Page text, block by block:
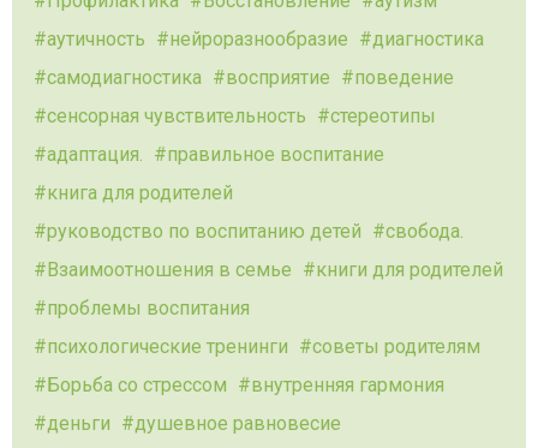
аутичность
нейроразнообразие
диагностика
самодиагностика
восприятие
поведение
сенсорная чувствительность
стереотипы
адаптация.
правильное воспитание
книга для родителей
руководство по воспитанию детей
свобода.
Взаимоотношения в семье
книги для родителей
проблемы воспитания
психологические тренинги
советы родителям
Борьба со стрессом
внутренняя гармония
деньги
душевное равновесие